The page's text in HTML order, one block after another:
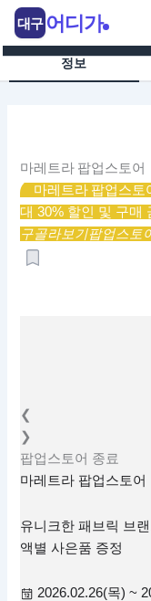
츠
정보
마레트라 팝업스토어
마레트라 팝업스토
대 30% 할인 및 구매
구골라보기팝업스토
❮
❯
팝업스토어 종료
마레트라 팝업스토어
유니크한 패브릭 브
액별 사은품 증정
2026.02.26(목) ~
대구 어디가